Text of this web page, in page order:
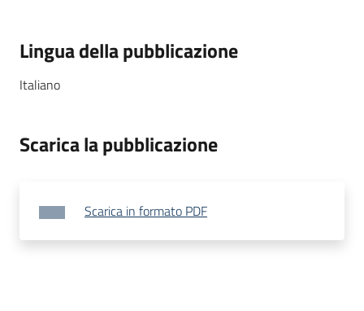
Lingua della pubblicazione
Italiano
Scarica la pubblicazione
Scarica in formato PDF